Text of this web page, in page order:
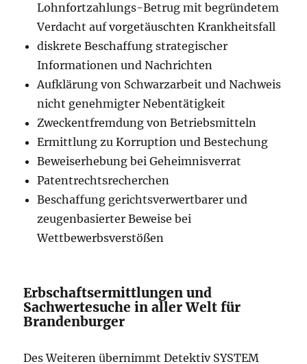
Lohnfortzahlungs-Betrug mit begründetem
Verdacht auf vorgetäuschten Krankheitsfall
diskrete Beschaffung strategischer
Informationen und Nachrichten
Aufklärung von Schwarzarbeit und Nachweis
nicht genehmigter Nebentätigkeit
Zweckentfremdung von Betriebsmitteln
Ermittlung zu Korruption und Bestechung
Beweiserhebung bei Geheimnisverrat
Patentrechtsrecherchen
Beschaffung gerichtsverwertbarer und
zeugenbasierter Beweise bei
Wettbewerbsverstößen
Erbschaftsermittlungen und
Sachwertesuche in aller Welt für
Brandenburger
Des Weiteren übernimmt Detektiv SYSTEM